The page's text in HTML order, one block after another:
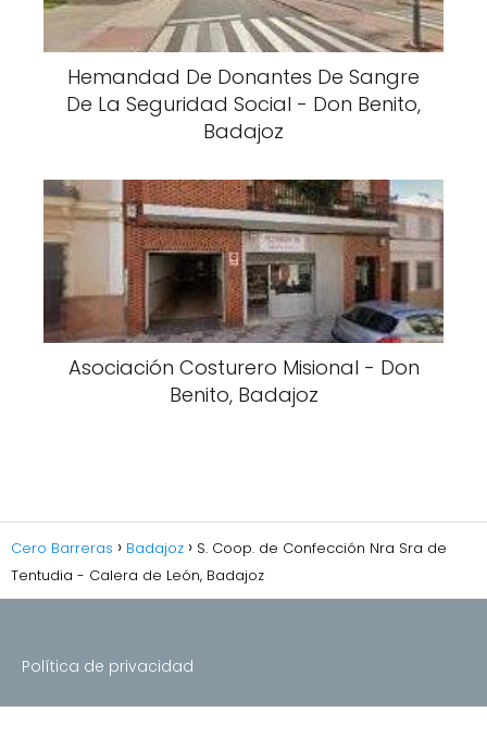
Hemandad De Donantes De Sangre
De La Seguridad Social - Don Benito,
Badajoz
Asociación Costurero Misional - Don
Benito, Badajoz
Cero Barreras Badajoz
S. Coop. de Confección Nra Sra de
Tentudia - Calera de León, Badajoz
Política de privacidad